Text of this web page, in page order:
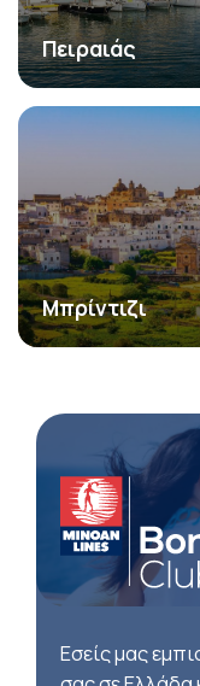
Πειραιάς
Μπρίντιζι
Εσείς μας